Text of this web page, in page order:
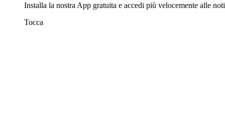
Installa la nostra App gratuita e accedi più velocemente alle
Tocca